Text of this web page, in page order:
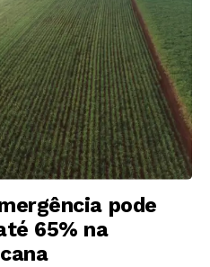
pode
65% na